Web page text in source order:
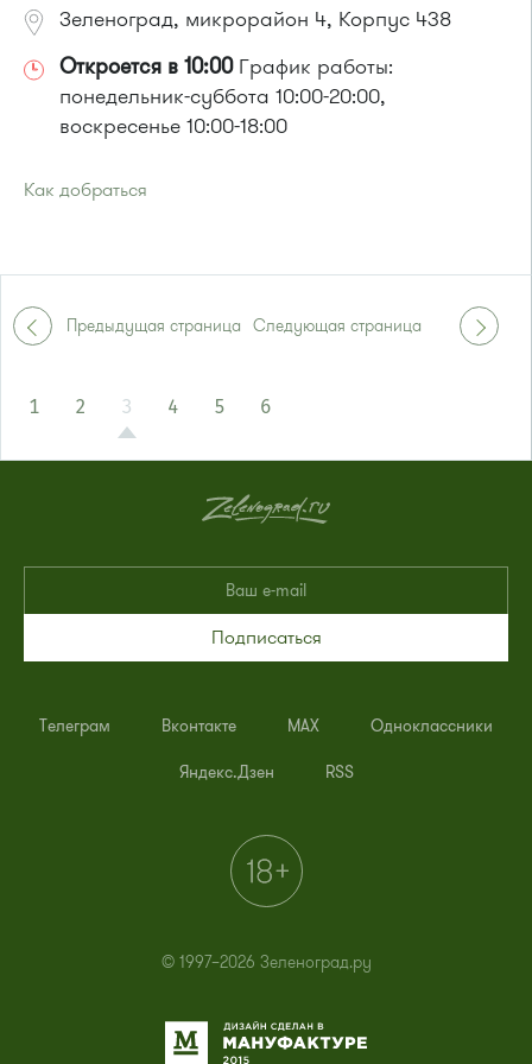
Зеленоград, микрорайон 4, Корпус 438
Откроется в 10:00График работы:
понедельник-суббота 10:00-20:00,
воскресенье 10:00-18:00
Как добраться
Маршрутка № 409м, 419м, 476м
или до остановки
Автобусы № 1, 3, 8, 11, 19, 29, 32. Маршрутки № 408м, 476м
Предыдущая страница Следующая страница
1 2 3 4 5 6
Подписаться
Телеграм Вконтакте MAX Одноклассники
Яндекс.Дзен RSS
© 1997–2026 Зеленоград.ру